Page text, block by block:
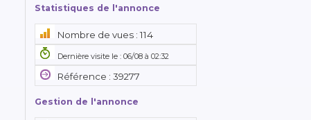
Statistiques de l'annonce
Nombre de vues : 114
Dernière visite le : 06/08 à 02:32
Référence : 39277
Gestion de l'annonce